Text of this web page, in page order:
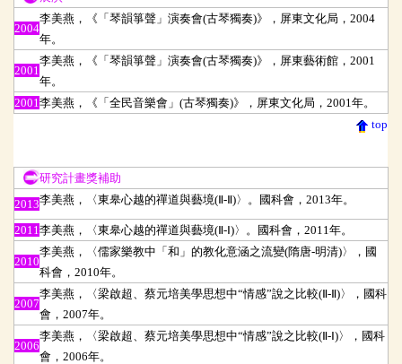
2004
李美燕，《「琴韻箏聲」演奏會(古琴獨奏)》，屏東文化局，2004
年。
2001
李美燕，《「琴韻箏聲」演奏會(古琴獨奏)》，屏東藝術館，2001
年。
2001 李美燕，《「全民音樂會」(古琴獨奏)》，屏東文化局，2001年。
top
研究計畫獎補助
2013李美燕，〈東皋心越的禪道與藝境(Ⅱ-Ⅱ)〉。國科會， 2013年。
2011 李美燕，〈東皋心越的禪道與藝境(Ⅱ-Ⅰ)〉。國科會，2011年。
2010
李美燕，〈儒家樂教中「和」的教化意涵之流變(隋唐-明清)〉，國
科會，2010年。
2007
李美燕，〈梁啟超、蔡元培美學思想中“情感”說之比較(Ⅱ-Ⅱ)〉，國科
會，2007年。
2006
李美燕，〈梁啟超、蔡元培美學思想中“情感”說之比較(Ⅱ-Ⅰ)〉，國科
會，2006年。